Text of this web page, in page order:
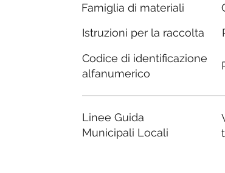
Famiglia di materiali
Istruzioni per la raccolta
Codice di identificazione
alfanumerico
Linee Guida
Municipali Locali